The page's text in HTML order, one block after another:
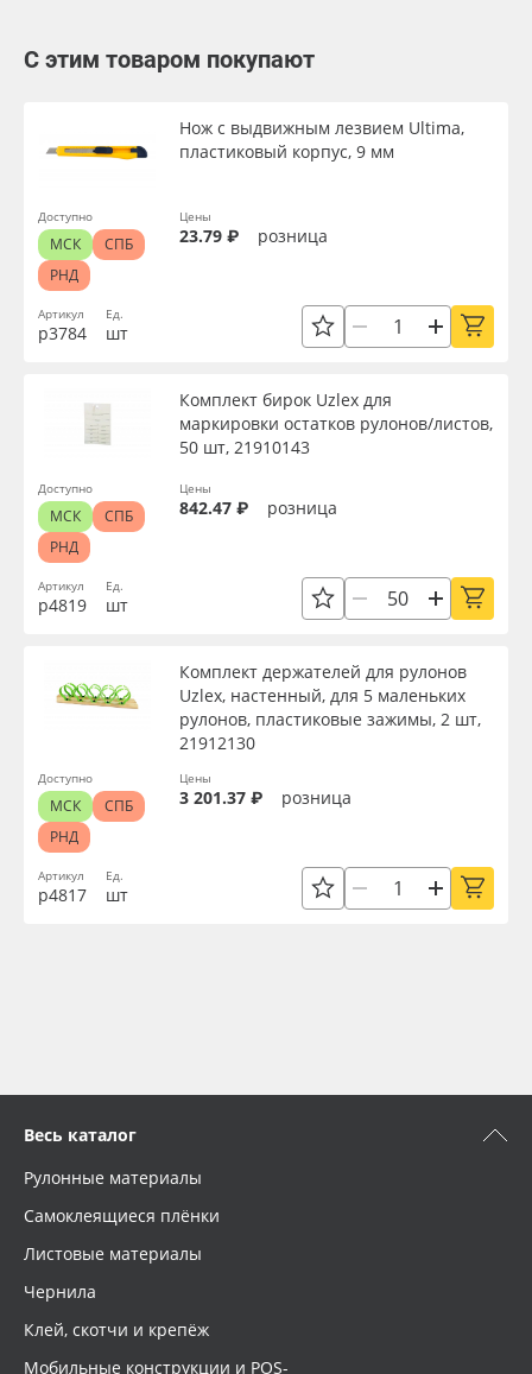
С этим товаром покупают
Артикул
р3784
Нож с выдвижным лезвием Ultima,
пластиковый корпус, 9 мм
Ед.
шт
Цены
23.79 ₽ розница
Доступно
МСК
СПБ
РНД
Артикул
р4819
Комплект бирок Uzlex для
маркировки остатков рулонов/листов,
50 шт, 21910143
Ед.
шт
Цены
842.47 ₽ розница
Доступно
МСК
СПБ
РНД
Артикул
р4817
Комплект держателей для рулонов
Uzlex, настенный, для 5 маленьких
рулонов, пластиковые зажимы, 2 шт,
21912130
Ед.
шт
Цены
3 201.37 ₽ розница
Доступно
МСК
СПБ
РНД
Весь каталог
Рулонные материалы
Самоклеящиеся плёнки
Листовые материалы
Чернила
Клей, скотчи и крепёж
Мобильные конструкции и POS-